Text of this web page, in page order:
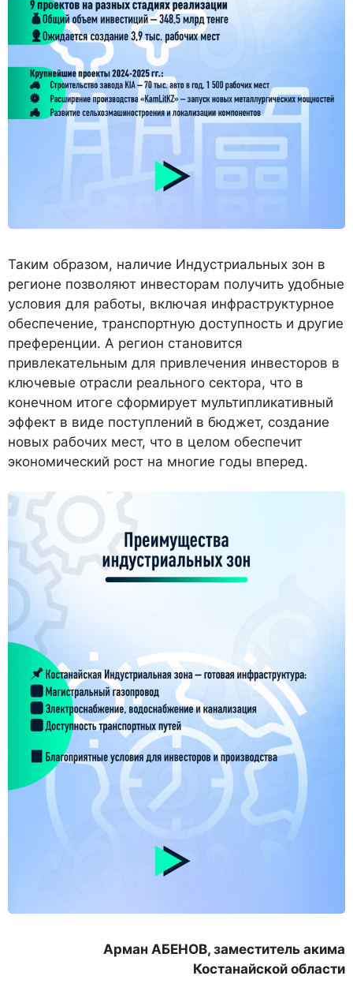
Таким образом, наличие Индустриальных зон в
регионе позволяют инвесторам получить удобные
условия для работы, включая инфраструктурное
обеспечение, транспортную доступность и другие
преференции. А регион становится
привлекательным для привлечения инвесторов в
ключевые отрасли реального сектора, что в
конечном итоге сформирует мультипликативный
эффект в виде поступлений в бюджет, создание
новых рабочих мест, что в целом обеспечит
экономический рост на многие годы вперед.
Арман АБЕНОВ, заместитель акима
Костанайской области